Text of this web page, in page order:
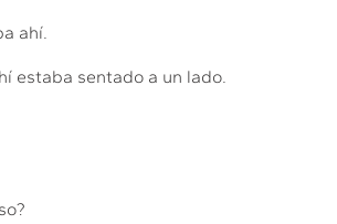
ahí.
estaba sentado a un lado.